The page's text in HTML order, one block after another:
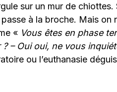
sur un mur de chiottes.
à la broche. Mais on
« Vous êtes en phase
– Oui oui, ne vous
ou l’euthanasie